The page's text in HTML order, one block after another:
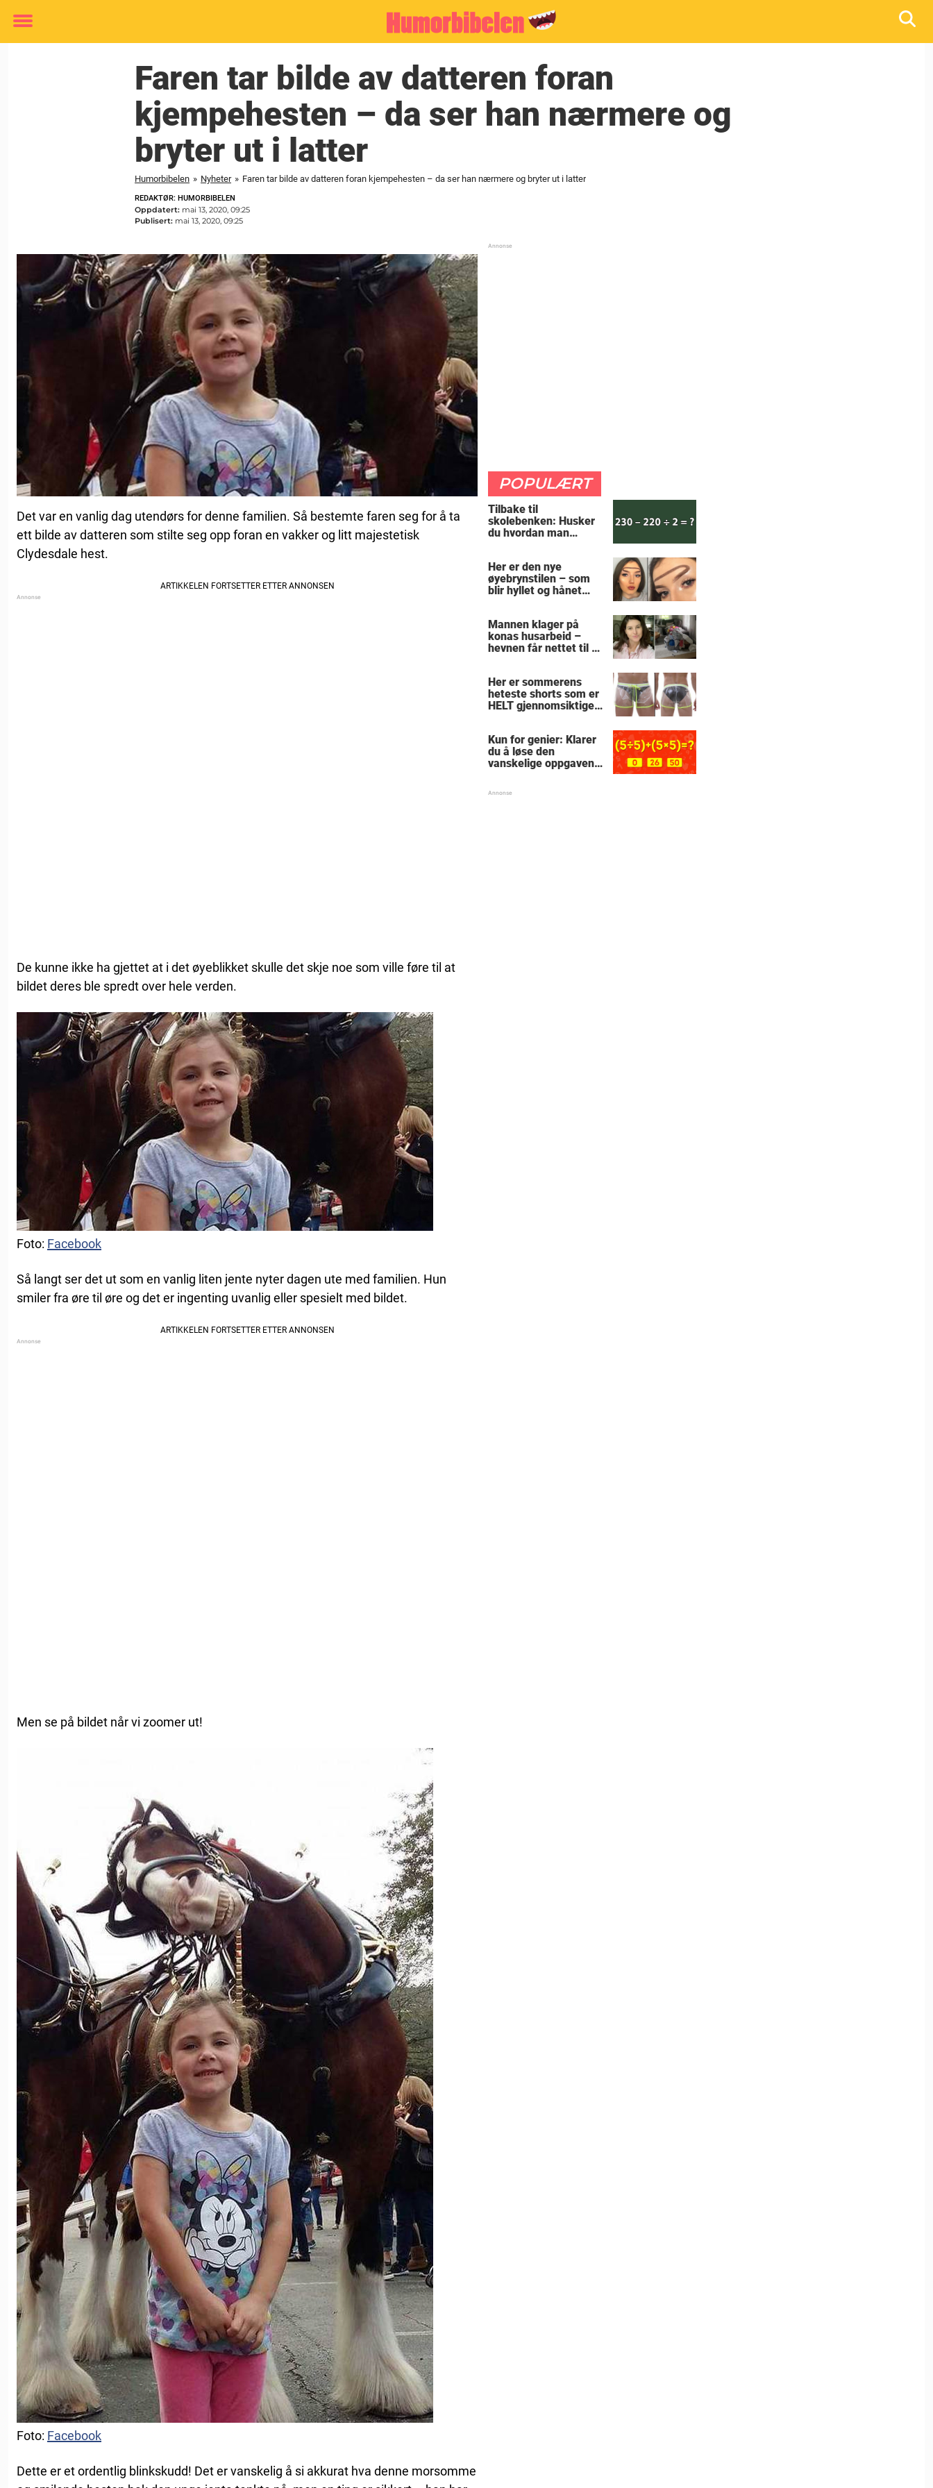
Toggle
Faren tar bilde av datteren foran
kjempehesten – da ser han nærmere og
bryter ut i latter
Humorbibelen » Nyheter » Faren tar bilde av datteren foran kjempehesten – da ser han nærmere og bryter ut i latter
REDAKTØR: HUMORBIBELEN
Oppdatert: mai 13, 2020, 09:25
Publisert: mai 13, 2020, 09:25
Det var en vanlig dag utendørs for denne familien. Så bestemte faren seg for å ta
ett bilde av datteren som stilte seg opp foran en vakker og litt majestetisk
Clydesdale hest.
De kunne ikke ha gjettet at i det øyeblikket skulle det skje noe som ville føre til at
bildet deres ble spredt over hele verden.
Foto: Facebook
Så langt ser det ut som en vanlig liten jente nyter dagen ute med familien. Hun
smiler fra øre til øre og det er ingenting uvanlig eller spesielt med bildet.
Men se på bildet når vi zoomer ut!
Foto: Facebook
Dette er et ordentlig blinkskudd! Det er vanskelig å si akkurat hva denne morsomme
POPULÆRT
Tilbake til
skolebenken: Husker
du hvordan man
Her er den nye
øyebrynstilen – som
blir hyllet og hånet
Mannen klager på
konas husarbeid –
hevnen får nettet til å
Her er sommerens
heteste shorts som er
HELT gjennomsiktige
Kun for genier: Klarer
du å løse den
vanskelige oppgaven